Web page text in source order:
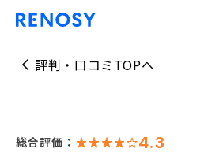
評判・口コミTOPへ
総合評価： 4.3